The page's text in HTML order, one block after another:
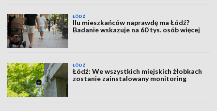
ŁÓDŹ
Ilu mieszkańców naprawdę ma Łódź?
Badanie wskazuje na 60 tys. osób więcej
ŁÓDŹ
Łódź: We wszystkich miejskich żłobkach
zostanie zainstalowany monitoring